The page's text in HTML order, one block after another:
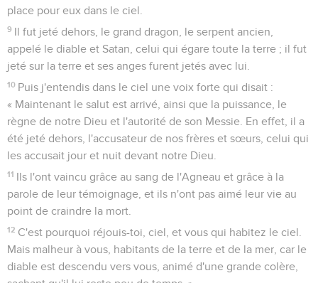
place pour eux dans le ciel.
9 Il fut jeté dehors, le grand dragon, le serpent ancien,
appelé le diable et Satan, celui qui égare toute la terre ; il fut
jeté sur la terre et ses anges furent jetés avec lui.
10 Puis j'entendis dans le ciel une voix forte qui disait :
« Maintenant le salut est arrivé, ainsi que la puissance, le
règne de notre Dieu et l'autorité de son Messie. En effet, il a
été jeté dehors, l'accusateur de nos frères et sœurs, celui qui
les accusait jour et nuit devant notre Dieu.
11 Ils l'ont vaincu grâce au sang de l'Agneau et grâce à la
parole de leur témoignage, et ils n'ont pas aimé leur vie au
point de craindre la mort.
12 C'est pourquoi réjouis-toi, ciel, et vous qui habitez le ciel.
Mais malheur à vous, habitants de la terre et de la mer, car le
diable est descendu vers vous, animé d'une grande colère,